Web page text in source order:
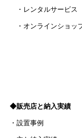
・レンタルサービス
・オンラインショッ
◆販売店と納入実績
・設置事例